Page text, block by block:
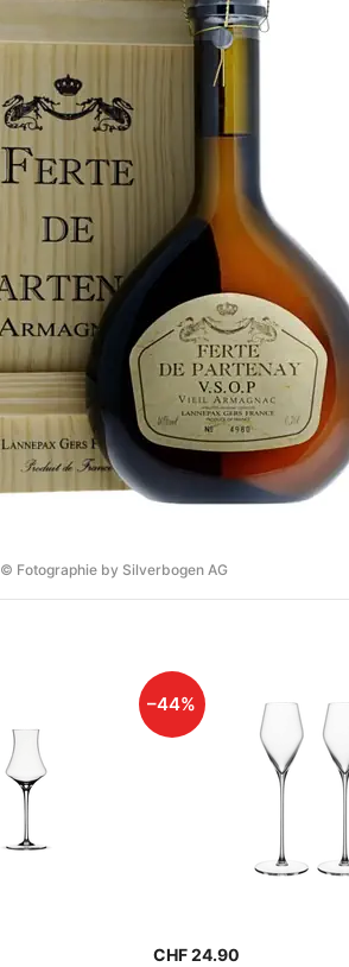
© Fotographie by Silverbogen AG
–44%
CHF 24.90